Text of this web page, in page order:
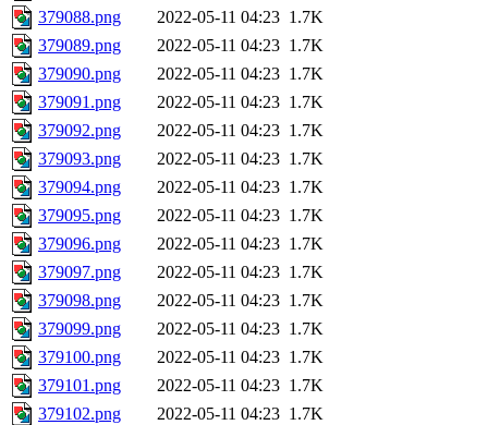
379088.png
2022-05-11 04:23 1.7K
379089.png
2022-05-11 04:23 1.7K
379090.png
2022-05-11 04:23 1.7K
379091.png
2022-05-11 04:23 1.7K
379092.png
2022-05-11 04:23 1.7K
379093.png
2022-05-11 04:23 1.7K
379094.png
2022-05-11 04:23 1.7K
379095.png
2022-05-11 04:23 1.7K
379096.png
2022-05-11 04:23 1.7K
379097.png
2022-05-11 04:23 1.7K
379098.png
2022-05-11 04:23 1.7K
379099.png
2022-05-11 04:23 1.7K
379100.png
2022-05-11 04:23 1.7K
379101.png
2022-05-11 04:23 1.7K
379102.png
2022-05-11 04:23 1.7K